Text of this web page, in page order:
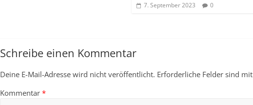
7. September 2023 0
Schreibe einen Kommentar
Deine E-Mail-Adresse wird nicht veröffentlicht. Erforderliche Felder sind mit
Kommentar *